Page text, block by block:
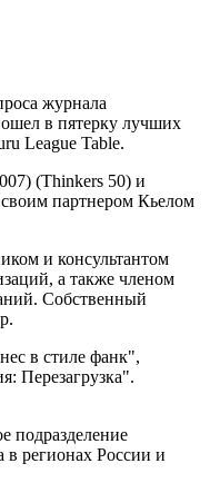
журнала
в пятерку лучших
League Table.
(Thinkers 50) и
партнером Кьелом
и консультантом
а также членом
Собственный
в стиле фанк",
Перезагрузка".
подразделение
в регионах России и